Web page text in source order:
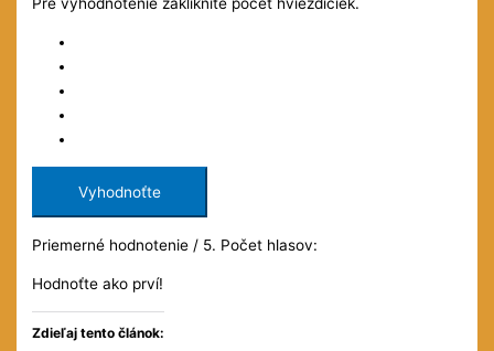
Vyhodnoťte
Priemerné hodnotenie / 5. Počet hlasov:
Hodnoťte ako prví!
Zdieľaj tento článok: